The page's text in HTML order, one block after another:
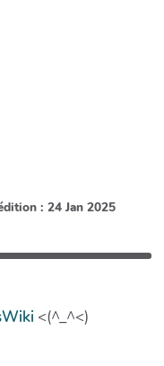
: 24 Jan 2025
<(^_^<)